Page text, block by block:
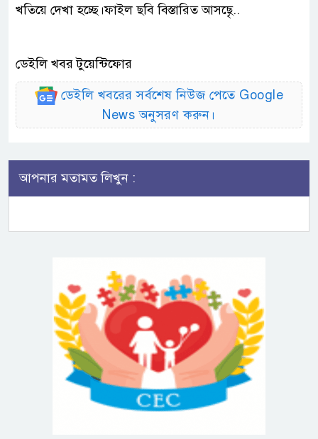
খতিয়ে দেখা হচ্ছে।ফাইল ছবি বিস্তারিত আসছেৃ..
ডেইলি খবর টুয়েন্টিফোর
ডেইলি খবরের সর্বশেষ নিউজ পেতে Google
News অনুসরণ করুন।
আপনার মতামত লিখুন :